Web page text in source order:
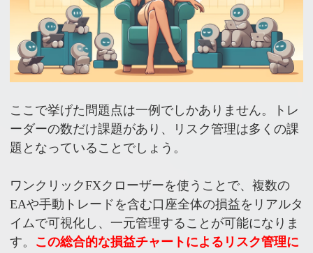
ここで挙げた問題点は一例でしかありません。トレ
ーダーの数だけ課題があり、リスク管理は多くの課
題となっていることでしょう。
ワンクリックFXクローザーを使うことで、複数の
EAや手動トレードを含む口座全体の損益をリアルタ
イムで可視化し、一元管理することが可能になりま
す。
この総合的な損益チャートによるリスク管理に